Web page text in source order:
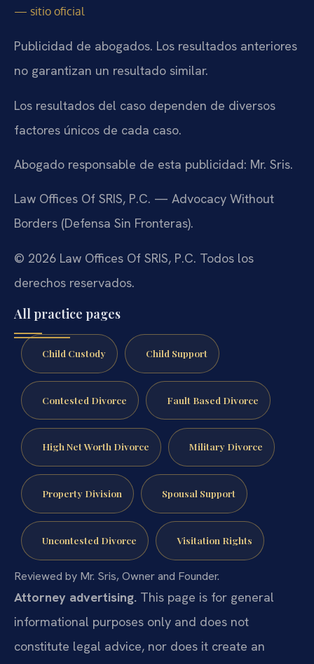
— sitio oficial
Publicidad de abogados. Los resultados anteriores
no garantizan un resultado similar.
Los resultados del caso dependen de diversos
factores únicos de cada caso.
Abogado responsable de esta publicidad: Mr. Sris.
Law Offices Of SRIS, P.C. — Advocacy Without
Borders (Defensa Sin Fronteras).
© 2026 Law Offices Of SRIS, P.C. Todos los
derechos reservados.
All practice pages
Child Custody Child Support
Contested Divorce Fault Based Divorce
High Net Worth Divorce Military Divorce
Property Division Spousal Support
Uncontested Divorce Visitation Rights
Reviewed by Mr. Sris, Owner and Founder.
Attorney advertising. This page is for general
informational purposes only and does not
constitute legal advice, nor does it create an